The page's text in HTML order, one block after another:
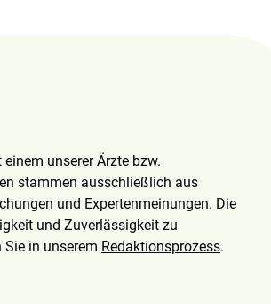
unserer Ärzte bzw.
stammen ausschließlich aus
und Expertenmeinungen. Die
und Zuverlässigkeit zu
in unserem Redaktionsprozess.